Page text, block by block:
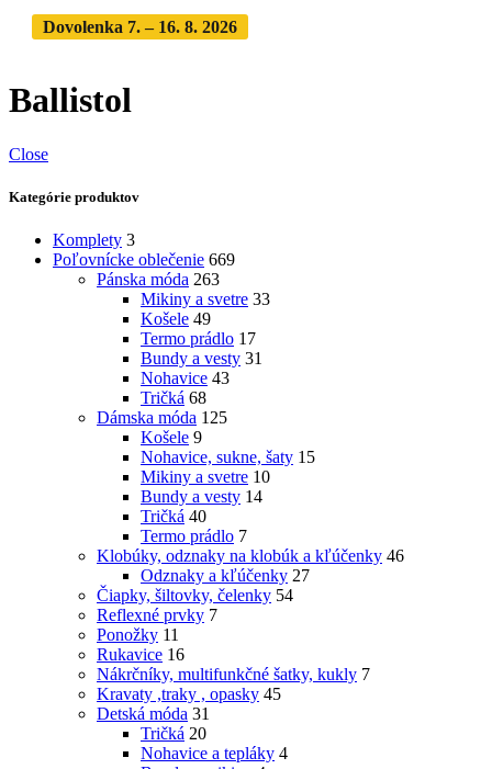
Dovolenka 7. – 16. 8. 2026
Ballistol
Close
Kategórie produktov
Komplety 3
Poľovnícke oblečenie 669
Pánska móda 263
Mikiny a svetre 33
Košele 49
Termo prádlo 17
Bundy a vesty 31
Nohavice 43
Tričká 68
Dámska móda 125
Košele 9
Nohavice, sukne, šaty 15
Mikiny a svetre 10
Bundy a vesty 14
Tričká 40
Termo prádlo 7
Klobúky, odznaky na klobúk a kľúčenky 46
Odznaky a kľúčenky 27
Čiapky, šiltovky, čelenky 54
Reflexné prvky 7
Ponožky 11
Rukavice 16
Nákrčníky, multifunkčné šatky, kukly 7
Kravaty ,traky , opasky 45
Detská móda 31
Tričká 20
Nohavice a tepláky 4